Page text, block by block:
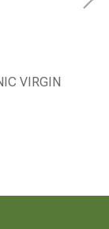
VIRGIN